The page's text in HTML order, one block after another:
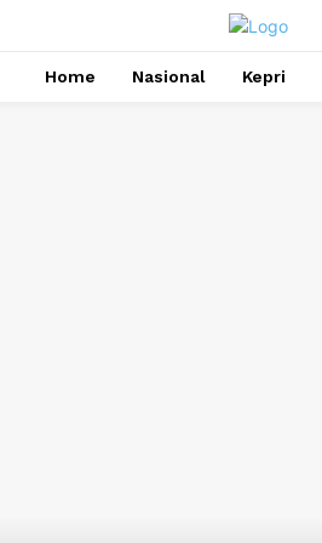
Home Nasional Kepri